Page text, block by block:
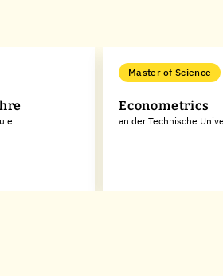
Master of Science
Econometrics
an der Technische